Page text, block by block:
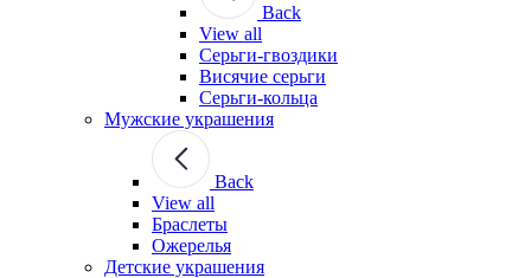
Back
View all
Серьги-гвоздики
Висячие серьги
Серьги-кольца
Мужские украшения
Back
View all
Браслеты
Ожерелья
Детские украшения